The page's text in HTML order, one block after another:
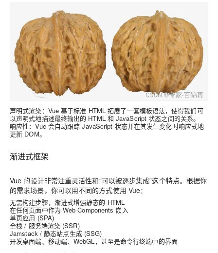
声明式渲染：Vue 基于标准 HTML 拓展了一套模板语法，使得我们可
以声明式地描述最终输出的 HTML 和 JavaScript 状态之间的关系。
响应性：Vue 会自动跟踪 JavaScript 状态并在其发生变化时响应式地
更新 DOM。
渐进式框架
Vue 的设计非常注重灵活性和“可以被逐步集成”这个特点。根据你
的需求场景，你可以用不同的方式使用 Vue：
无需构建步骤，渐进式增强静态的 HTML
在任何页面中作为 Web Components 嵌入
单页应用 (SPA)
全栈 / 服务端渲染 (SSR)
Jamstack / 静态站点生成 (SSG)
开发桌面端、移动端、WebGL，甚至是命令行终端中的界面